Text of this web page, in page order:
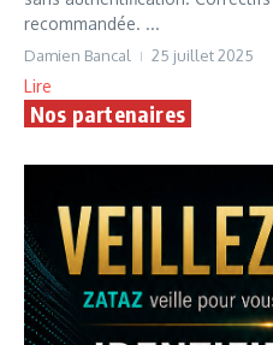
recommandée. ...
Damien Bancal 25 juillet 2025
Lire
Nos partenaires